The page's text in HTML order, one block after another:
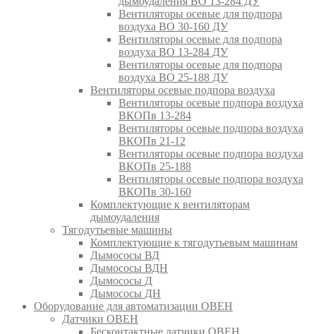
Вентиляторы осевые для подпора
воздуха ВО 30-160 ДУ
Вентиляторы осевые для подпора
воздуха ВО 13-284 ДУ
Вентиляторы осевые для подпора
воздуха ВО 25-188 ДУ
Вентиляторы осевые подпора воздуха
Вентиляторы осевые подпора воздуха
ВКОПв 13-284
Вентиляторы осевые подпора воздуха
ВКОПв 21-12
Вентиляторы осевые подпора воздуха
ВКОПв 25-188
Вентиляторы осевые подпора воздуха
ВКОПв 30-160
Комплектующие к вентиляторам
дымоудаления
Тягодутьевые машины
Комплектующие к тягодутьевым машинам
Дымососы ВД
Дымососы ВДН
Дымососы Д
Дымососы ДН
Оборудование для автоматизации ОВЕН
Датчики ОВЕН
Бесконтактные датчики ОВЕН